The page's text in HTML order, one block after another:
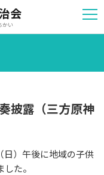
会
かい
披露（三方原神
日）午後に地域の子供
た。